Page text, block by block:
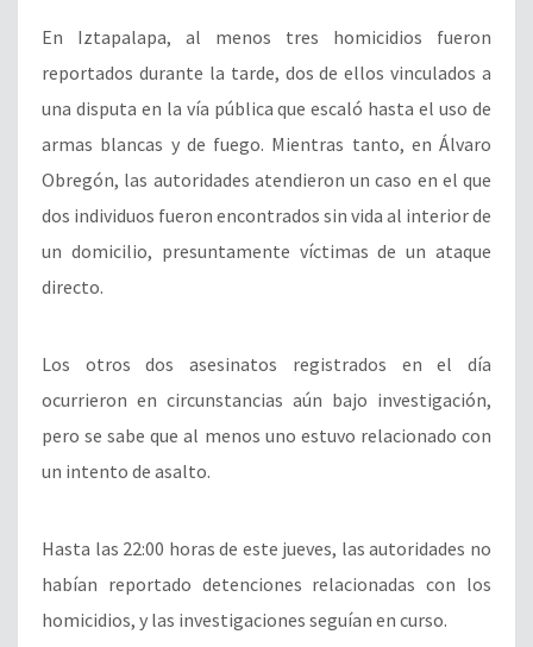
En Iztapalapa, al menos tres homicidios fueron
reportados durante la tarde, dos de ellos vinculados a
una disputa en la vía pública que escaló hasta el uso de
armas blancas y de fuego. Mientras tanto, en Álvaro
Obregón, las autoridades atendieron un caso en el que
dos individuos fueron encontrados sin vida al interior de
un domicilio, presuntamente víctimas de un ataque
directo.
Los otros dos asesinatos registrados en el día
ocurrieron en circunstancias aún bajo investigación,
pero se sabe que al menos uno estuvo relacionado con
un intento de asalto.
Hasta las 22:00 horas de este jueves, las autoridades no
habían reportado detenciones relacionadas con los
homicidios, y las investigaciones seguían en curso.